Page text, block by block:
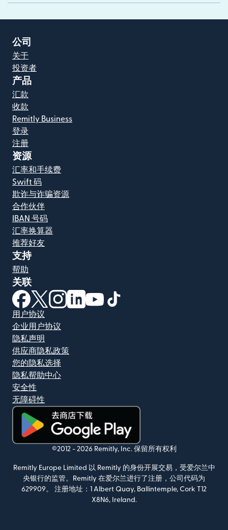
公司
关于
投资者
产品
汇款
收款
Remitly Business
登录
注册
资源
汇率和手续费
Swift 码
欺诈与诈骗资源
合作伙伴
IBAN 号码
汇率换算器
推荐好友
支持
帮助
关联
（在新窗口中打开）
（在新窗口中打开）
（在新窗口中打开）
（在新窗口中打开）
（在新窗口中打开）
用户协议
企业用户协议
隐私声明
供应商隐私政策
您的隐私选择
隐私帮助中心
安全性
无障碍性
（在新窗口中打开）
©2012 - 2026 Remitly, Inc. 保留所有权利
Remitly Europe Limited 以 Remitly 的身份开展交易，受爱尔兰中
央银行的监管。Remitly 在爱尔兰进行了注册，公司代码为
629909。 注册地址：1 Albert Quay, Ballintemple, Cork T12
X8N6, Ireland.